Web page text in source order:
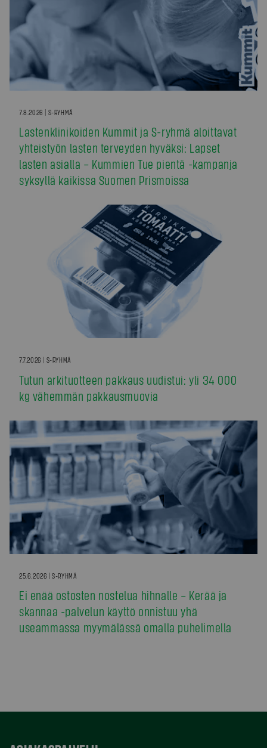
7.8.2026 | S-RYHMÄ
Lastenklinikoiden Kummit ja S-ryhmä aloittavat
yhteistyön lasten terveyden hyväksi: Lapset
lasten asialla – Kummien Tue pientä -kampanja
syksyllä kaikissa Suomen Prismoissa
7.7.2026 | S-RYHMÄ
Tutun arkituotteen pakkaus uudistui: yli 34 000
kg vähemmän pakkausmuovia
25.6.2026 | S-RYHMÄ
Ei enää ostosten nostelua hihnalle – Kerää ja
skannaa -palvelun käyttö onnistuu yhä
useammassa myymälässä omalla puhelimella